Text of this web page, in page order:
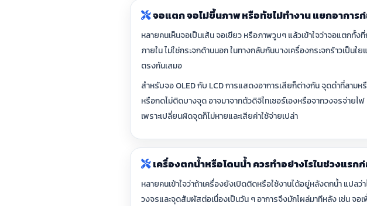
จอแตก จอไม่ขึ้นภาพ หรือทัชไม่ทำงาน แยกอาการ
หลายคนเห็นจอเป็นเส้น จอเขียว หรือภาพวูบๆ แล้วเข้าใจว่าจอแตก
ภายใน ไม่ใช่กระจกด้านนอก ในทางกลับกันบางเครื่องกระจกร้าวเป็น
ตรงกันเสมอ
สำหรับจอ OLED กับ LCD การแสดงอาการเสียก็ต่างกัน จุดดำที่ลาม
หรือกดไม่ติดบางจุด อาจมาจากตัวดิจิไทเซอร์เองหรือจากวงจรจ่ายไ
เพราะเปลี่ยนผิดจุดก็ไม่หายและเสียค่าใช้จ่ายเปล่า
เครื่องตกน้ำหรือโดนน้ำ ควรทำอย่างไรในช่วงแรก
หลายคนเข้าใจว่าถ้าเครื่องยังเปิดติดหรือใช้งานได้อยู่หลังตกน้ำ แปล
วงจรและจุดสัมผัสต่อเนื่องเป็นวัน ๆ อาการจึงมักโผล่มาทีหลัง เช่น จอ